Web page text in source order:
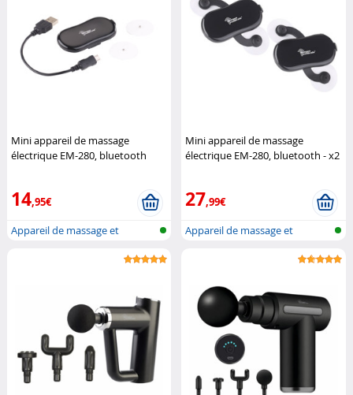
Mini appareil de massage
électrique EM-280, bluetooth
14,95€
Appareil de massage et
Mini appareil de massage
électrique EM-280, bluetooth - x2
27,99€
Appareil de massage et